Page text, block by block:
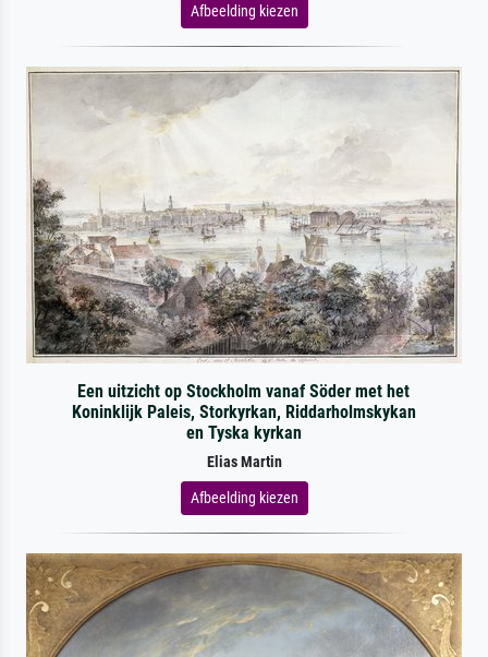
Afbeelding kiezen
Een uitzicht op Stockholm vanaf Söder met het
Koninklijk Paleis, Storkyrkan, Riddarholmskykan
en Tyska kyrkan
Elias Martin
Afbeelding kiezen